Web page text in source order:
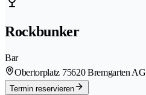
Rockbunker
Bar
Obertorplatz 75620 Bremgarten AG
Termin reservieren